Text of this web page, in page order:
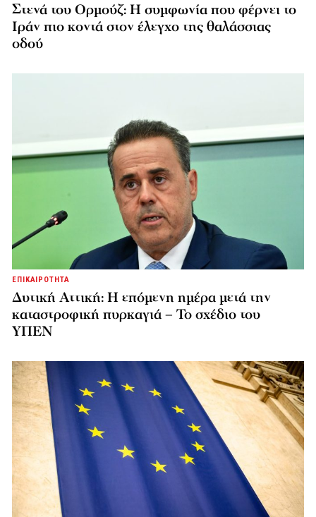
Στενά του Ορμούζ: Η συμφωνία που φέρνει το
Ιράν πιο κοντά στον έλεγχο της θαλάσσιας
οδού
ΕΠΙΚΑΙΡΟΤΗΤΑ
Δυτική Αττική: Η επόμενη ημέρα μετά την
καταστροφική πυρκαγιά – Το σχέδιο του
ΥΠΕΝ